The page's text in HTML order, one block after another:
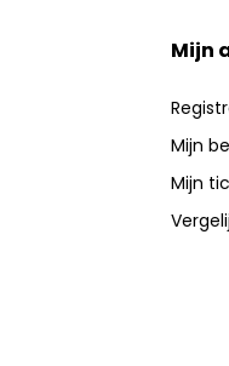
Mijn
Mijn
Mijn